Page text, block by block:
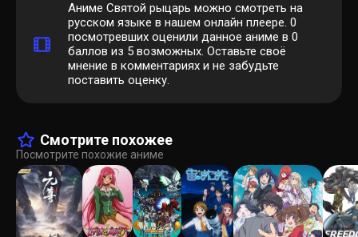
Аниме Святой рыцарь можно смотреть на
русском языке в нашем онлайн плеере. 0
посмотревших оценили данное аниме в 0
баллов из 5 возможных. Оставьте своё
мнение в комментариях и не забудьте
поставить оценку.
Смотрите похожее
Посмотрите похожие аниме